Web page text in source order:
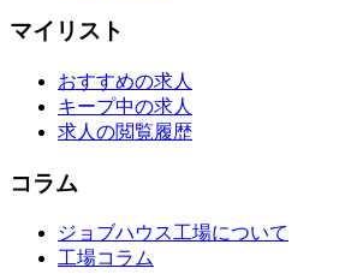
マイリスト
おすすめの求人
キープ中の求人
求人の閲覧履歴
コラム
ジョブハウス工場について
工場コラム